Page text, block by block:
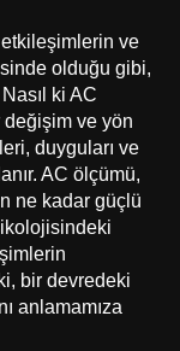
ve
olduğu gibi,
ki AC
değişim ve yön
duyguları ve
AC ölçümü,
ne kadar güçlü
bir devredeki
anlamamıza